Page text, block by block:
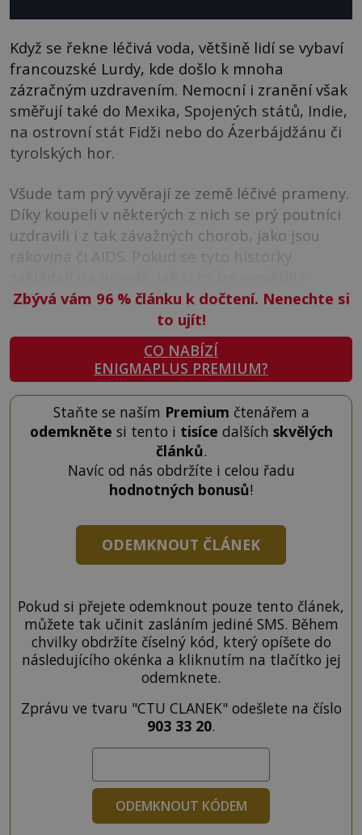
Když se řekne léčivá voda, většině lidí se vybaví
francouzské Lurdy, kde došlo k mnoha
zázračným uzdravením. Nemocní i zranění však
směřují také do Mexika, Spojených států, Indie,
na ostrovní stát Fidži nebo do Ázerbájdžánu či
tyrolských hor.
Všude tam prý vyvěrají ze země léčivé prameny.
Díky koupeli v některých z nich se prý poutníci
uzdravili i z tak závažných chorob, jako jsou
rakovina či AIDS. Pokud se tyto historky
Zbývá vám 96 %článku k dočtení. Nenechte si
to ujít!
CO NABÍZÍ
ENIGMAPLUS PREMIUM?
Staňte se naším Premium čtenářem a
odemkněte si tento i tisíce dalších skvělých
článků.
Navíc od nás obdržíte i celou řadu
hodnotných bonusů!
ODEMKNOUT ČLÁNEK
Pokud si přejete odemknout pouze tento článek,
můžete tak učinit zasláním jediné SMS. Během
chvilky obdržíte číselný kód, který opíšete do
následujícího okénka a kliknutím na tlačítko jej
odemknete.
Zprávu ve tvaru "CTU CLANEK" odešlete na číslo
903 33 20.
ODEMKNOUT KÓDEM